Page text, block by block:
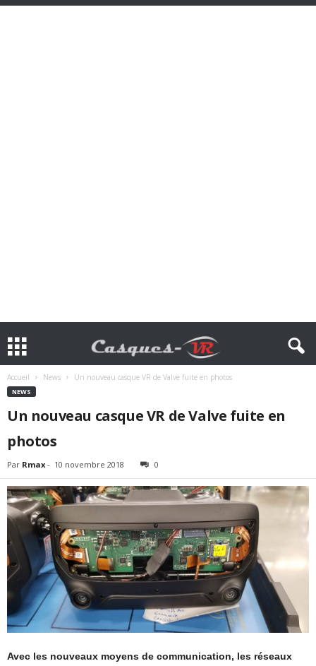
Accueil News Un nouveau casque VR de Valve fuite en photos
NEWS
Un nouveau casque VR de Valve fuite en
photos
Par Rmax - 10 novembre 2018 0
Avec les nouveaux moyens de communication, les réseaux